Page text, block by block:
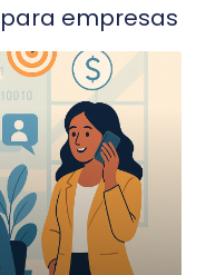
empresas